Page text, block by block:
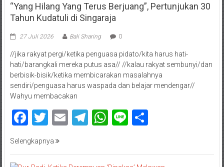
“Yang Hilang Yang Terus Berjuang”, Pertunjukan 30
Tahun Kudatuli di Singaraja
27 Juli 2026 Bali Sharing 0
//jika rakyat pergi/ketika penguasa pidato/kita harus hati-
hati/barangkali mereka putus asa// //kalau rakyat sembunyi/dan
berbisik-bisik/ketika membicarakan masalahnya
sendiri/penguasa harus waspada dan belajar mendengar//
Wahyu membacakan
Facebook
Twitter
EmailTelegram
WhatsApp
LineShare
Selengkapnya